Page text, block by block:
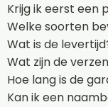
Krijg ik eerst een
Welke soorten
Wat is de
Wat zijn de
Hoe lang is de
Kan ik een